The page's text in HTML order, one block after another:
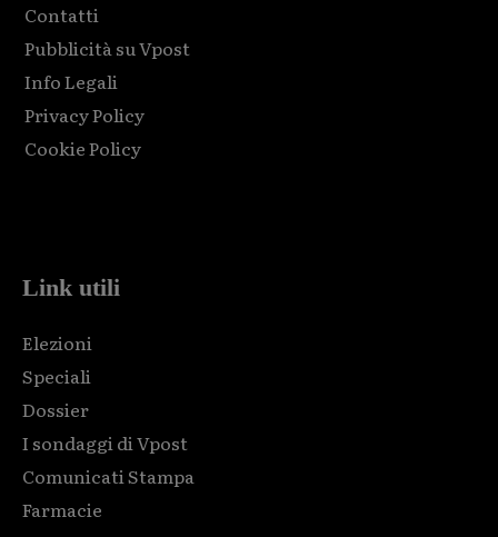
Contatti
Pubblicità su Vpost
Info Legali
Privacy Policy
Cookie Policy
Link utili
Elezioni
Speciali
Dossier
I sondaggi di Vpost
Comunicati Stampa
Farmacie